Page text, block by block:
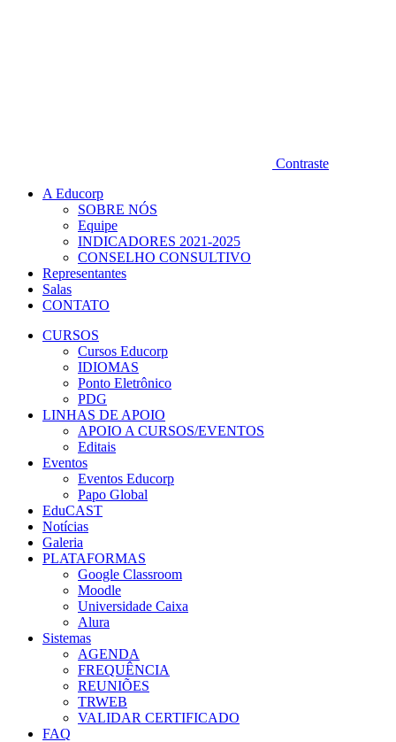
Contraste
A Educorp
SOBRE NÓS
Equipe
INDICADORES 2021-2025
CONSELHO CONSULTIVO
Representantes
Salas
CONTATO
CURSOS
Cursos Educorp
IDIOMAS
Ponto Eletrônico
PDG
LINHAS DE APOIO
APOIO A CURSOS/EVENTOS
Editais
Eventos
Eventos Educorp
Papo Global
EduCAST
Notícias
Galeria
PLATAFORMAS
Google Classroom
Moodle
Universidade Caixa
Alura
Sistemas
AGENDA
FREQUÊNCIA
REUNIÕES
TRWEB
VALIDAR CERTIFICADO
FAQ